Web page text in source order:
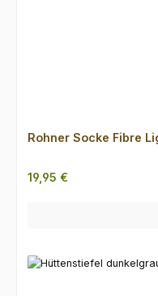
Rohner Socke Fibre
Regulärer Preis:
19,95 €